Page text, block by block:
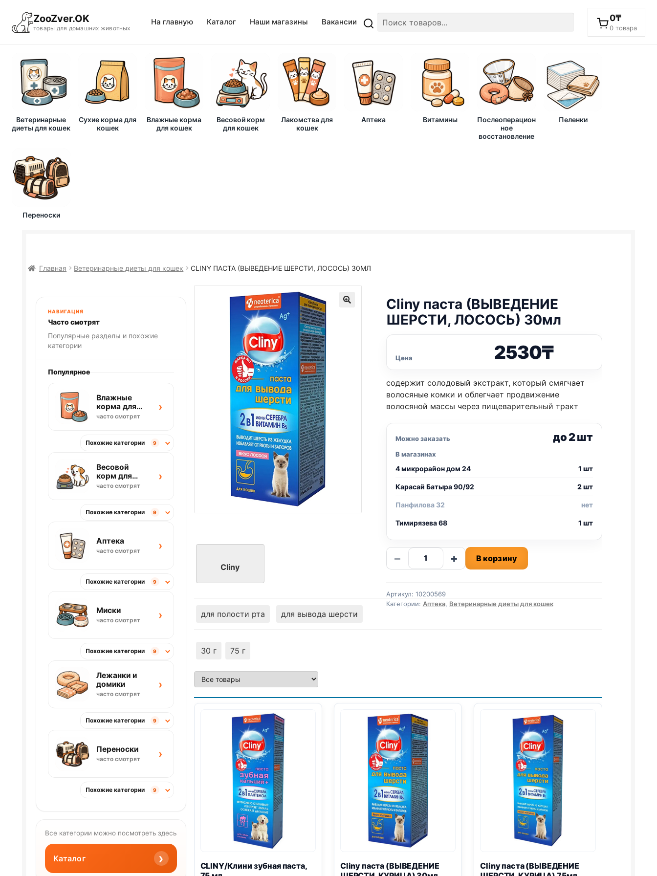
ZooZver.OK
товары для домашних животных
На главную Каталог Наши магазины Вакансии 0₸
0 товара
Ветеринарные
диеты для кошек
Сухие корма для
кошек
Влажные корма
для кошек
Весовой корм
для кошек
Лакомства для
кошек
Аптека Витамины
Послеоперацион
ное
восстановление
Пеленки
Переноски
Главная Ветеринарные диеты для кошек CLINY ПАСТА (ВЫВЕДЕНИЕ ШЕРСТИ, ЛОСОСЬ) 30МЛ
Cliny паста (ВЫВЕДЕНИЕ
ШЕРСТИ, ЛОСОСЬ) 30мл
Цена 2530₸
содержит cолодовый экстракт, который смягчает
волосяные комки и облегчает продвижение
волосяной массы через пищеварительный тракт
Можно заказать до 2 шт
В магазинах
4 микрорайон дом 24 1 шт
Карасай Батыра 90/92 2 шт
Панфилова 32 нет
Тимирязева 68 1 шт
−
Количество
товара
(ВЫВЕДЕНИЕ
+ В корзину
Артикул: 10200569
Категории: Аптека, Ветеринарные диеты для кошек
Cliny
для полости рта для вывода шерсти
30 г 75 г
CLINY/Клини зубная паста,
Cliny паста (ВЫВЕДЕНИЕ
Cliny паста (ВЫВЕДЕНИЕ
НАВИГАЦИЯ
Часто смотрят
Популярные разделы и похожие
категории
Популярное
Влажные
корма для
кошек
часто смотрят
›
Похожие категории 9
Весовой
корм для
собак
часто смотрят
›
Похожие категории 9
Аптека
часто смотрят ›
Похожие категории 9
Миски
часто смотрят ›
Похожие категории 9
Лежанки и
домики
часто смотрят
›
Похожие категории 9
Переноски
часто смотрят ›
Похожие категории 9
Все категории можно посмотреть здесь
Каталог ›